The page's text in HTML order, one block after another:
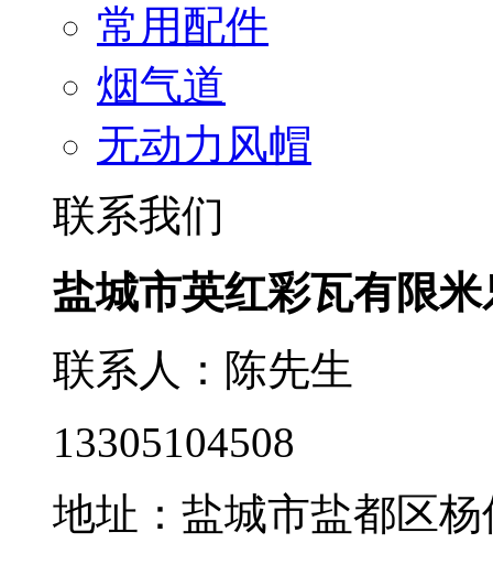
常用配件
烟气道
无动力风帽
联系我们
盐城市英红彩瓦有限
联系人：陈先生
13305104508
地址：盐城市盐都区